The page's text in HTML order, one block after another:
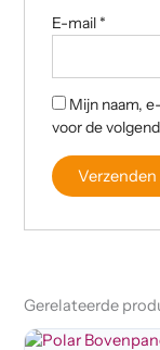
E-mail *
Mijn naam,
voor de
Gerelateerde